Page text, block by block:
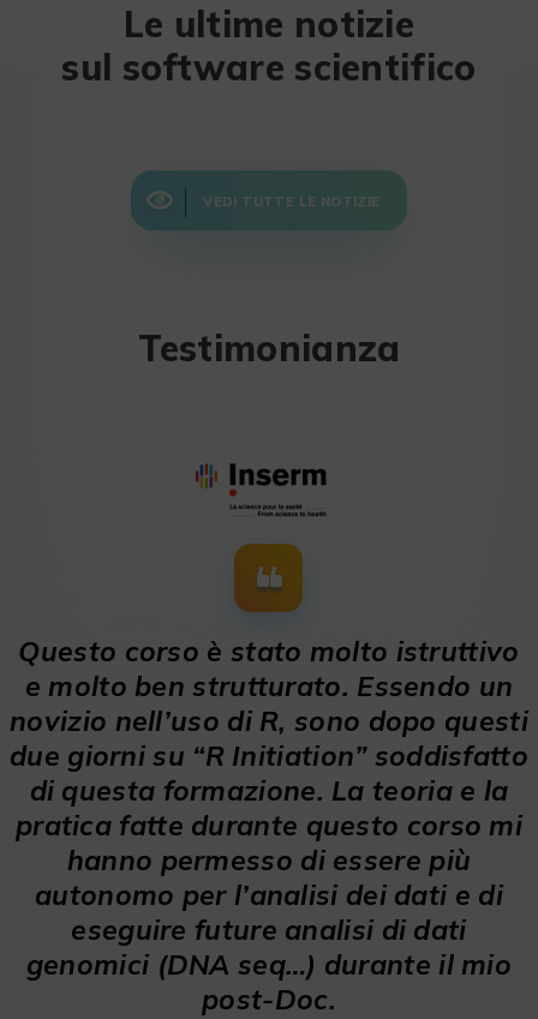
Le ultime notizie
sul software scientifico
VEDI TUTTE LE NOTIZIE
Testimonianza
Questo corso è stato molto istruttivo
e molto ben strutturato. Essendo un
novizio nell’uso di R, sono dopo questi
due giorni su “R Initiation” soddisfatto
di questa formazione. La teoria e la
pratica fatte durante questo corso mi
hanno permesso di essere più
autonomo per l’analisi dei dati e di
eseguire future analisi di dati
genomici (DNA seq…) durante il mio
post-Doc.